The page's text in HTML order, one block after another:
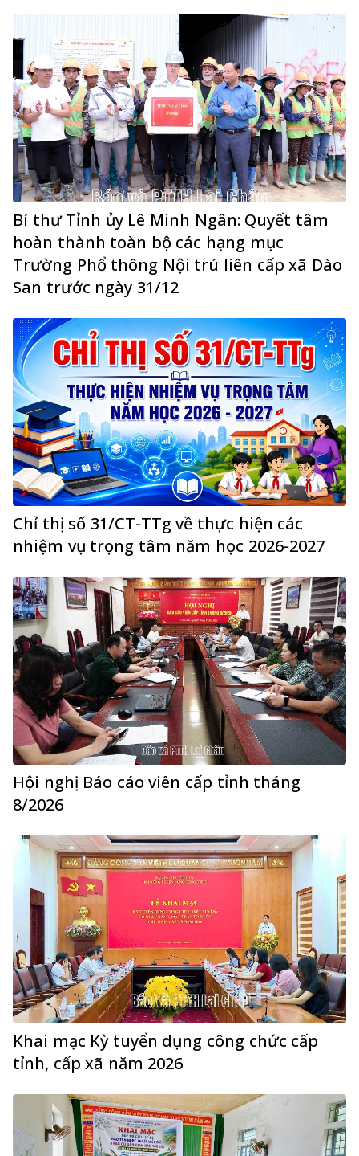
Bí thư Tỉnh ủy Lê Minh Ngân: Quyết tâm
hoàn thành toàn bộ các hạng mục
Trường Phổ thông Nội trú liên cấp xã Dào
San trước ngày 31/12
Chỉ thị số 31/CT-TTg về thực hiện các
nhiệm vụ trọng tâm năm học 2026-2027
Hội nghị Báo cáo viên cấp tỉnh tháng
8/2026
Khai mạc Kỳ tuyển dụng công chức cấp
tỉnh, cấp xã năm 2026